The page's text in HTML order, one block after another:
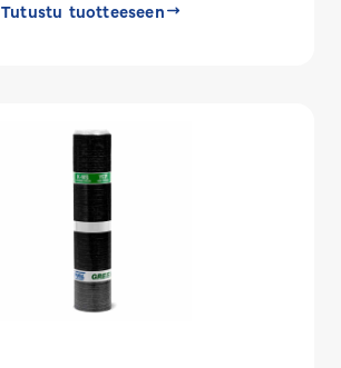
Tutustu tuotteeseen